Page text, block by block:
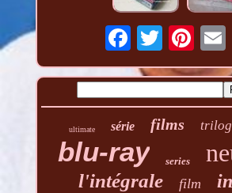
ultimate série films
blu-ray series
l'intégrale film